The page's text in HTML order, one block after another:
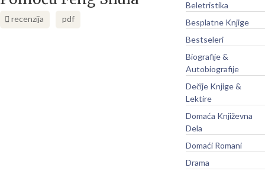
recenzija pdf
Beletristika
Besplatne Knjige
Bestseleri
Biografije &
Autobiografije
Dečije Knjige &
Lektire
Domaća Književna
Dela
Domaći Romani
Drama